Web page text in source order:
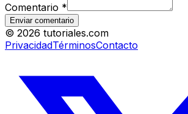
Comentario *
Enviar comentario
© 2026 tutoriales.com
PrivacidadTérminosContacto